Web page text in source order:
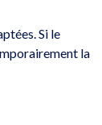
Si le
la